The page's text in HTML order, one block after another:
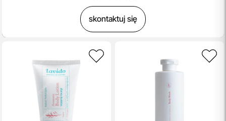
skontaktuj się